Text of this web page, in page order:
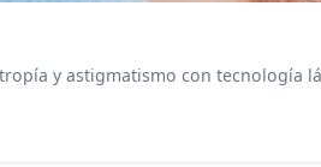
y astigmatismo con tecnología